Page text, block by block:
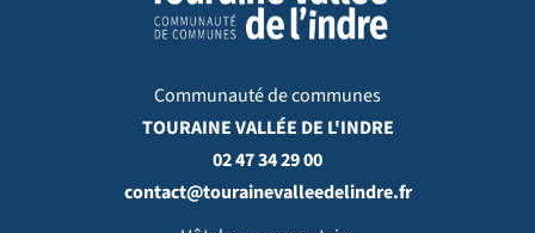
Communauté de communes
TOURAINE VALLÉE DE L'INDRE
02 47 34 29 00
contact@tourainevalleedelindre.fr